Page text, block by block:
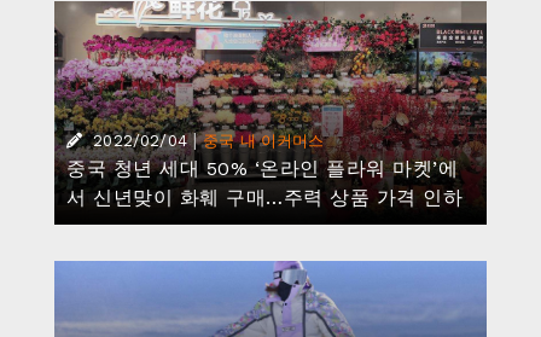
2022/02/04 | 중국 내 이커머스
중국 청년 세대 50% ‘온라인 플라워 마켓’에
서 신년맞이 화훼 구매…주력 상품 가격 인하